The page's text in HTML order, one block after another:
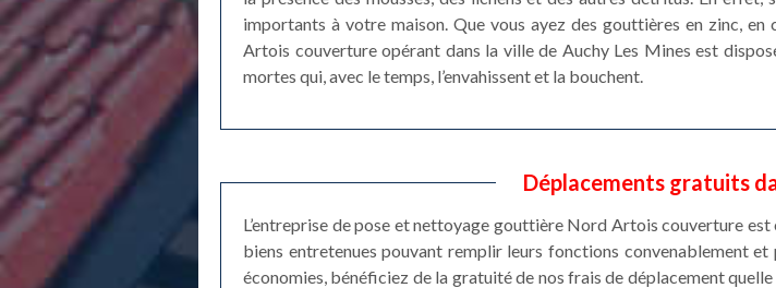
importants à votre maison. Que vous ayez des gouttières en zinc,
Artois couverture opérant dans la ville de Auchy Les Mines est
mortes qui, avec le temps, l’envahissent et la bouchent.
Déplacements gratuits
L’entreprise de pose et nettoyage gouttière Nord Artois couverture
biens entretenues pouvant remplir leurs fonctions convenablement
économies, bénéficiez de la gratuité de nos frais de déplacement